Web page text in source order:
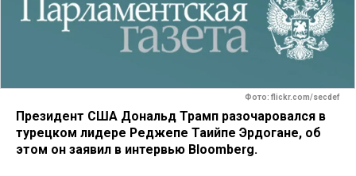
Фото: flickr.com/secdef
Президент США Дональд Трамп разочаровался в
турецком лидере Реджепе Таийпе Эрдогане, об
этом он заявил в интервью Bloomberg.